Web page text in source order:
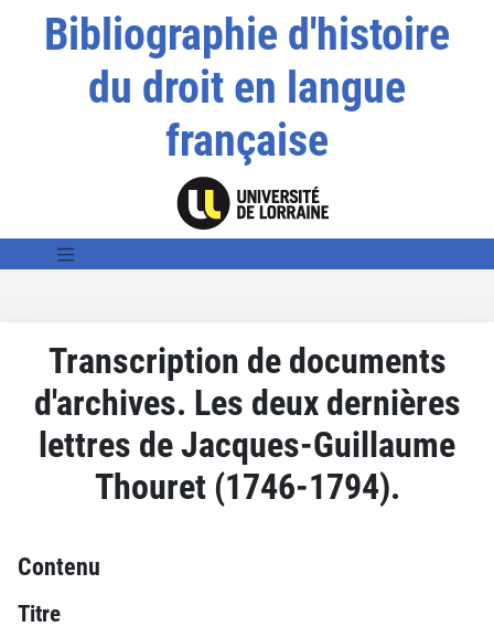
Bibliographie d'histoire
du droit en langue
française
Transcription de documents
d'archives. Les deux dernières
lettres de Jacques-Guillaume
Thouret (1746-1794).
Contenu
Titre